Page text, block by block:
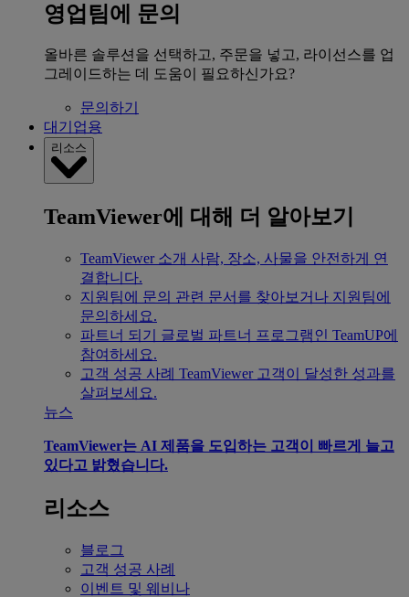
영업팀에 문의
올바른 솔루션을 선택하고, 주문을 넣고, 라이선스를 업
그레이드하는 데 도움이 필요하신가요?
문의하기
대기업용
리소스
TeamViewer에 대해 더 알아보기
TeamViewer 소개 사람, 장소, 사물을 안전하게 연
결합니다.
지원팀에 문의 관련 문서를 찾아보거나 지원팀에
문의하세요.
파트너 되기
글로벌 파트너 프로그램인 TeamUP에
참여하세요.
고객 성공 사례 TeamViewer 고객이 달성한 성과를
살펴보세요.
뉴스
TeamViewer는 AI 제품을 도입하는 고객이 빠르게 늘고
있다고 밝혔습니다.
리소스
블로그
고객 성공 사례
이벤트 및 웨비나